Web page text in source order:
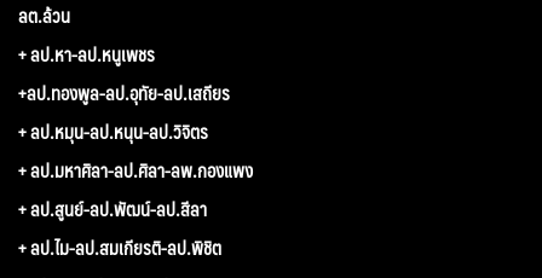
ลต.ล้วน
+ ลป.หา-ลป.หนูเพชร
+ลป.ทองพูล-ลป.อุทัย-ลป.เสถียร
+ ลป.หมุน-ลป.หนุน-ลป.วิจิตร
+ ลป.มหาศิลา-ลป.ศิลา-ลพ.กองแพง
+ ลป.สูนย์-ลป.พัฒน์-ลป.สีลา
+ ลป.ไม-ลป.สมเกียรติ-ลป.พิชิต